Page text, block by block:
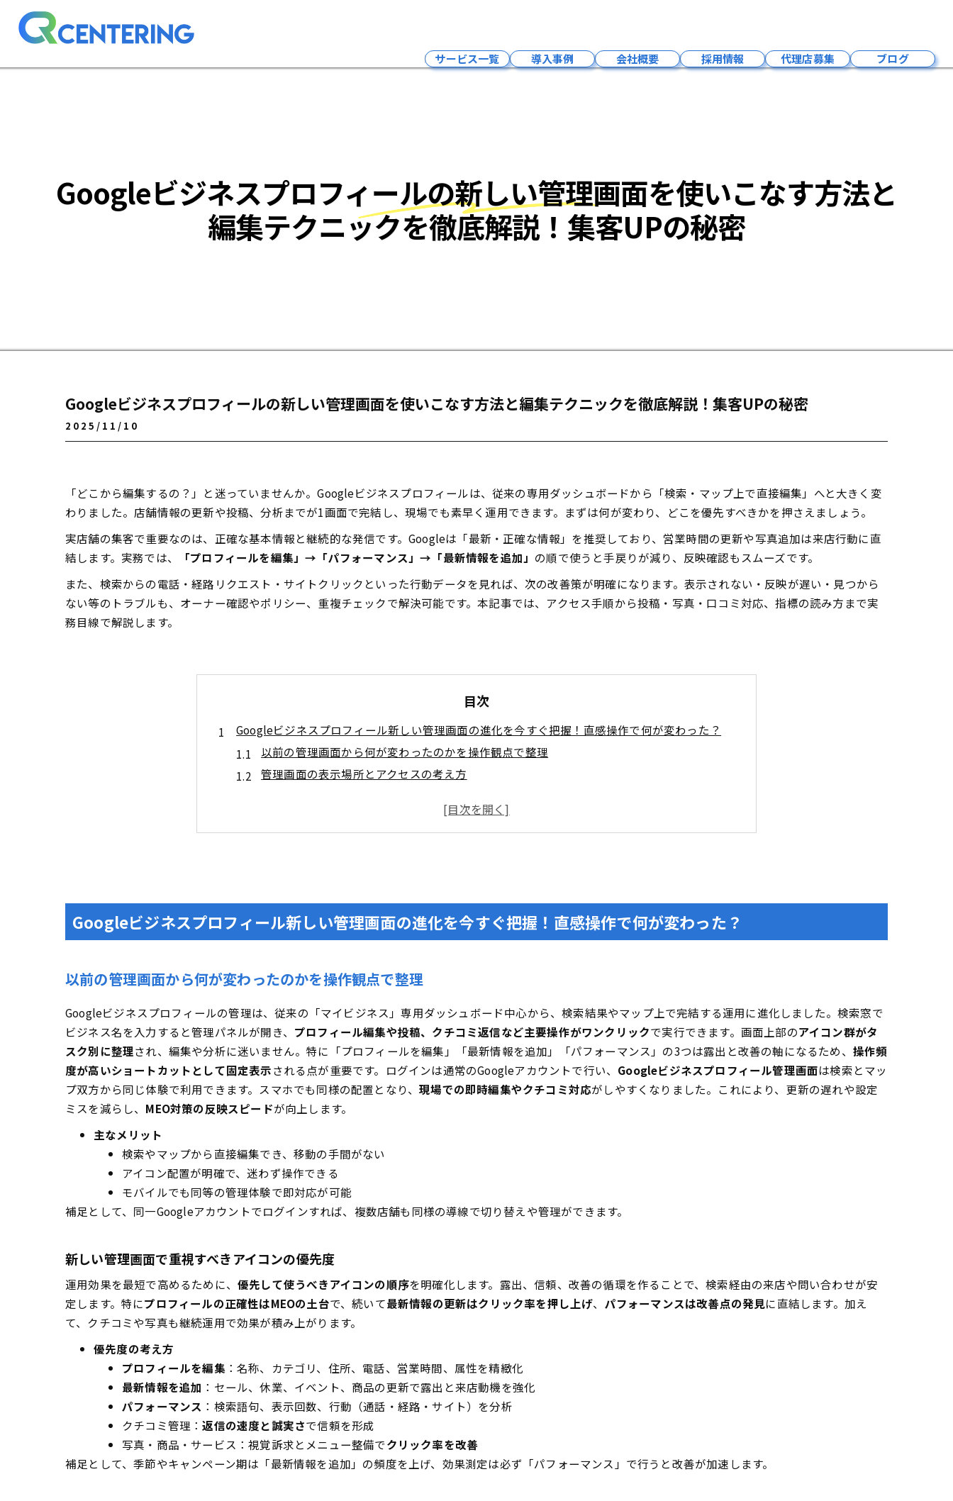
サービス一覧
LLMO×MEO対策
LLMO×HP制作
予約システム
導入事例 会社概要 採用情報
社員紹介
事業内容
お問い合わせ
代理店募集 ブログ
Googleビジネスプロフィールの新しい管理画面を使いこなす方法と
編集テクニックを徹底解説！集客UPの秘密
Googleビジネスプロフィールの新しい管理画面を使いこなす方法と編集テクニックを徹底解説！集客UPの秘密
2025/11/10
「どこから編集するの？」と迷っていませんか。Googleビジネスプロフィールは、従来の専用ダッシュボードから「検索・マップ上で直接編集」へと大きく変
わりました。店舗情報の更新や投稿、分析までが1画面で完結し、現場でも素早く運用できます。まずは何が変わり、どこを優先すべきかを押さえましょう。
実店舗の集客で重要なのは、正確な基本情報と継続的な発信です。Googleは「最新・正確な情報」を推奨しており、営業時間の更新や写真追加は来店行動に直
結します。実務では、
「プロフィールを編集」→「パフォーマンス」→「最新情報を追加」 の順で使うと手戻りが減り、反映確認もスムーズです。
また、検索からの電話・経路リクエスト・サイトクリックといった行動データを見れば、次の改善策が明確になります。表示されない・反映が遅い・見つから
ない等のトラブルも、オーナー確認やポリシー、重複チェックで解決可能です。本記事では、アクセス手順から投稿・写真・口コミ対応、指標の読み方まで実
務目線で解説します。
目次
Googleビジネスプロフィール新しい管理画面の進化を今すぐ把握！直感操作で何が変わった？
以前の管理画面から何が変わったのかを操作観点で整理
管理画面の表示場所とアクセスの考え方
Google検索からの開き方と見つけやすいキーワード
商品やサービスと予約リンクの設定で検索導線を強化
最新情報を追加と写真を追加で集客アップ！効果的な投稿運用のコツ
写真を追加で信頼を高める撮影と選定
クチコミ返信の型と否定的な内容への対応
パフォーマンスの見方とインサイトの活用で施策が劇的に変わる！今すぐ現場で実践
表示回数と検索経路と行動数の関係を理解
データのダウンロードと週次レポート運用
ユーザーの追加とアクセス権の管理で多拠点も代理もスムーズ運用！権限の全てを解説
管理画面が見つからない・反映しない!?困った時のトラブルシュート超実践ガイド
掲載停止とガイドライン違反の可能性と確認手順
オーナー確認ができないときの代替策
Google広告やメッセージ、Q&Aまで全部活用！周辺機能で来店・予約を最大化
メッセージとQ&Aの運用ルール
よくある質問はこれで解決！操作前に押さえておきたい疑問まとめ
管理画面はどこから開くのか
以前の管理画面と何が変わったのか
オーナー確認が進まない場合の対処は何か
クチコミの返信で注意することは何か
インサイトの見方で重要な指標は何か
投稿が表示されない原因は何か
権限の違いと付与方法はどれか
Googleビジネスプロフィール新しい管理画面の進化を今すぐ把握！直感操作で何が変わった？
以前の管理画面から何が変わったのかを操作観点で整理
Googleビジネスプロフィールの管理は、従来の「マイビジネス」専用ダッシュボード中心から、検索結果やマップ上で完結する運用に進化しました。検索窓で
ビジネス名を入力すると管理パネルが開き、 プロフィール編集や投稿、クチコミ返信など主要操作がワンクリックで実行できます。画面上部のアイコン群がタ
スク別に整理され、編集や分析に迷いません。特に「プロフィールを編集」「最新情報を追加」「パフォーマンス」の3つは露出と改善の軸になるため、 操作頻
度が高いショートカットとして固定表示される点が重要です。ログインは通常のGoogleアカウントで行い、 Googleビジネスプロフィール管理画面は検索とマッ
プ双方から同じ体験で利用できます。スマホでも同様の配置となり、現場での即時編集やクチコミ対応がしやすくなりました。これにより、更新の遅れや設定
ミスを減らし、 MEO対策の反映スピードが向上します。
主なメリット
検索やマップから直接編集でき、移動の手間がない
アイコン配置が明確で、迷わず操作できる
モバイルでも同等の管理体験で即対応が可能
補足として、同一Googleアカウントでログインすれば、複数店舗も同様の導線で切り替えや管理ができます。
新しい管理画面で重視すべきアイコンの優先度
運用効果を最短で高めるために、 優先して使うべきアイコンの順序を明確化します。露出、信頼、改善の循環を作ることで、検索経由の来店や問い合わせが安
定します。特にプロフィールの正確性はMEOの土台で、続いて最新情報の更新はクリック率を押し上げ、 パフォーマンスは改善点の発見に直結します。加え
て、クチコミや写真も継続運用で効果が積み上がります。
優先度の考え方
プロフィールを編集：名称、カテゴリ、住所、電話、営業時間、属性を精緻化
最新情報を追加 ：セール、休業、イベント、商品の更新で露出と来店動機を強化
パフォーマンス ：検索語句、表示回数、行動（通話・経路・サイト）を分析
クチコミ管理：返信の速度と誠実さで信頼を形成
写真・商品・サービス：視覚訴求とメニュー整備でクリック率を改善
補足として、季節やキャンペーン期は「最新情報を追加」の頻度を上げ、効果測定は必ず「パフォーマンス」で行うと改善が加速します。